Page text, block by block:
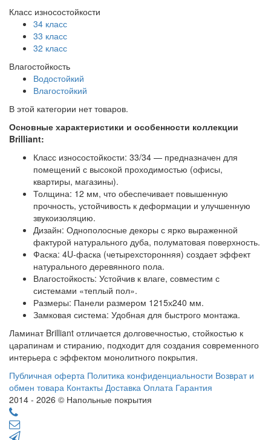
Класс износостойкости
34 класс
33 класс
32 класс
Влагостойкость
Водостойкий
Влагостойкий
В этой категории нет товаров.
Основные характеристики и особенности коллекции
Brilliant:
Класс износостойкости: 33/34 — предназначен для
помещений с высокой проходимостью (офисы,
квартиры, магазины).
Толщина: 12 мм, что обеспечивает повышенную
прочность, устойчивость к деформации и улучшенную
звукоизоляцию.
Дизайн: Однополосные декоры с ярко выраженной
фактурой натурального дуба, полуматовая поверхность.
Фаска: 4U-фаска (четырехсторонняя) создает эффект
натурального деревянного пола.
Влагостойкость: Устойчив к влаге, совместим с
системами «теплый пол».
Размеры: Панели размером 1215х240 мм.
Замковая система: Удобная для быстрого монтажа.
Ламинат Brilliant отличается долговечностью, стойкостью к
царапинам и стиранию, подходит для создания современного
интерьера с эффектом монолитного покрытия.
Публичная оферта Политика конфиденциальности Возврат и
обмен товара Контакты Доставка Оплата Гарантия
2014 - 2026 © Напольные покрытия